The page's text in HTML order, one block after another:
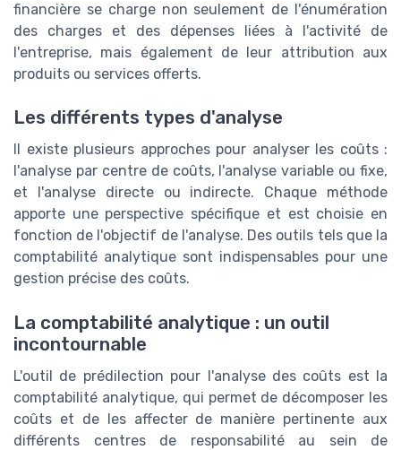
financière se charge non seulement de l'énumération
des charges et des dépenses liées à l'activité de
l'entreprise, mais également de leur attribution aux
produits ou services offerts.
Les différents types d'analyse
Il existe plusieurs approches pour analyser les coûts :
l'analyse par centre de coûts, l'analyse variable ou fixe,
et l'analyse directe ou indirecte. Chaque méthode
apporte une perspective spécifique et est choisie en
fonction de l'objectif de l'analyse. Des outils tels que la
comptabilité analytique sont indispensables pour une
gestion précise des coûts.
La comptabilité analytique : un outil
incontournable
L'outil de prédilection pour l'analyse des coûts est la
comptabilité analytique, qui permet de décomposer les
coûts et de les affecter de manière pertinente aux
différents centres de responsabilité au sein de